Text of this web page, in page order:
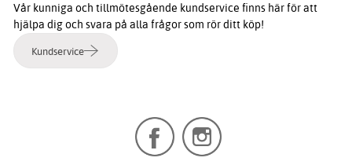
Vår kunniga och tillmötesgående kundservice finns här för att
hjälpa dig och svara på alla frågor som rör ditt köp!
Kundservice